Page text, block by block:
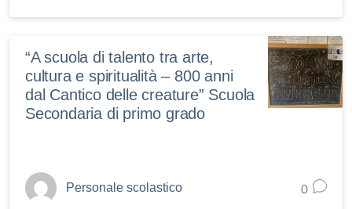
“A scuola di talento tra arte,
cultura e spiritualità – 800 anni
dal Cantico delle creature” Scuola
Secondaria di primo grado
Personale scolastico 0